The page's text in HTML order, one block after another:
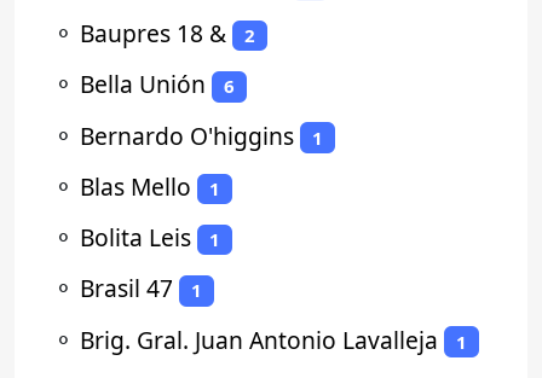
⚬ Baupres 18 & 2
⚬ Bella Unión 6
⚬ Bernardo O'higgins 1
⚬ Blas Mello 1
⚬ Bolita Leis 1
⚬ Brasil 47 1
⚬ Brig. Gral. Juan Antonio Lavalleja 1